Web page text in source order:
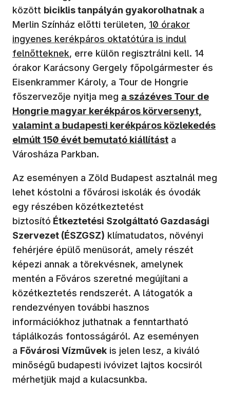
között biciklis tanpályán gyakorolhatnak a
Merlin Színház előtti területen, (új ablakban nyílik
10 órakor
ingyenes kerékpáros oktatótúra is indul
felnőtteknek, erre külön regisztrálni kell. 14
órakor Karácsony Gergely főpolgármester és
Eisenkrammer Károly, a Tour de Hongrie
főszervezője nyitja meg (új ablakban nyílik meg)
a százéves Tour de
Hongrie magyar kerékpáros körversenyt,
valamint a budapesti kerékpáros közlekedés
elmúlt 150 évét bemutató kiállítást a
Városháza Parkban.
Az eseményen a Zöld Budapest asztalnál meg
lehet kóstolni a fővárosi iskolák és óvodák
egy részében közétkeztetést
biztosító Étkeztetési Szolgáltató Gazdasági
Szervezet (ÉSZGSZ) klímatudatos, növényi
fehérjére épülő menüsorát, amely részét
képezi annak a törekvésnek, amelynek
mentén a Főváros szeretné megújítani a
közétkeztetés rendszerét. A látogatók a
rendezvényen további hasznos
információkhoz juthatnak a fenntartható
táplálkozás fontosságáról. Az eseményen
a Fővárosi Vízművek is jelen lesz, a kiváló
minőségű budapesti ivóvizet lajtos kocsiról
mérhetjük majd a kulacsunkba.